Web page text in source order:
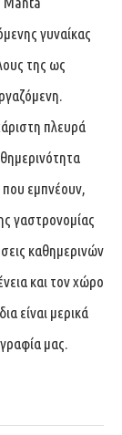
γυναίκας
της ως
πλευρά
εμπνέουν,
γαστρονομίας
καθημερινών
και τον χώρο
είναι μερικά
μας.